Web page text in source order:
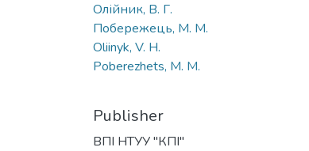
Олійник, В. Г.
Побережець, М. М.
Oliinyk, V. H.
Poberezhets, M. M.
Publisher
ВПІ НТУУ "КПІ"